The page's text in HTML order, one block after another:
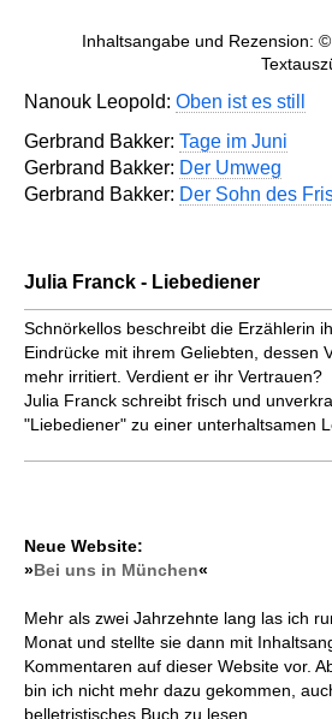
Inhaltsangabe und Rezension:
Nanouk Leopold: Oben ist es still
Gerbrand Bakker: Tage im Juni
Gerbrand Bakker: Der Umweg
Gerbrand Bakker: Der Sohn des
Julia Franck - Liebediener
Schnörkellos beschreibt die Erzählerin
Eindrücke mit ihrem Geliebten, dessen
mehr irritiert. Verdient er ihr Vertrauen?
Julia Franck schreibt frisch und
"Liebediener" zu einer unterhaltsamen
Neue Website:
»Bei uns in München«
Mehr als zwei Jahrzehnte lang las ich
Monat und stellte sie dann mit
Kommentaren auf dieser Website vor.
bin ich nicht mehr dazu gekommen,
belletristisches Buch zu lesen.